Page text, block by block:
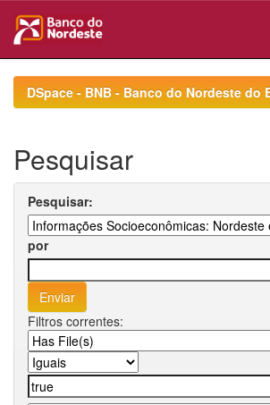
navigationDSpace - BNB - Banco do Nordeste do
Pesquisar
Pesquisar:
por
Filtros correntes: